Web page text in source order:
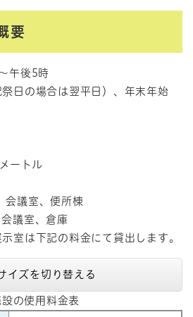
要
午後5時
祭日の場合は翌平日）、年末年始
ートル
会議室、便所棟
議室、倉庫
室は下記の料金にて貸出します。
イズを切り替える
設の使用料金表